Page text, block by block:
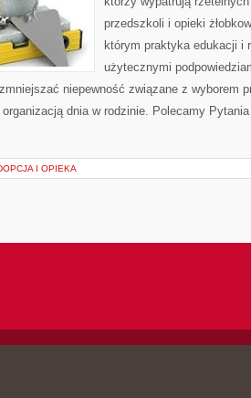
przedszkoli i opieki
którym praktyka edukacji i
użytecznymi
niepewność związane z wyborem
dnia w rodzinie. Polecamy
I OPIEKA